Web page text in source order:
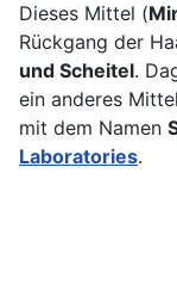
Dieses Mittel (
Rückgang der
und Scheitel.
ein anderes
mit dem Namen
Laboratories.